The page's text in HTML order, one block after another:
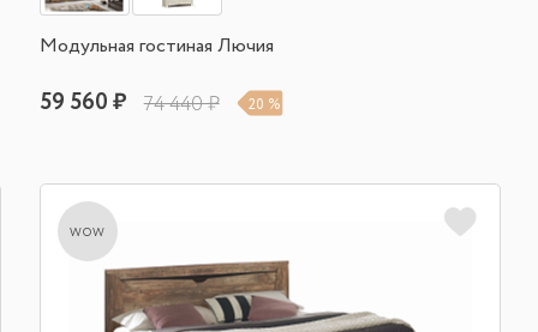
Модульная гостиная Лючия
59 560 ₽ 74 440 ₽ 20 %
wow